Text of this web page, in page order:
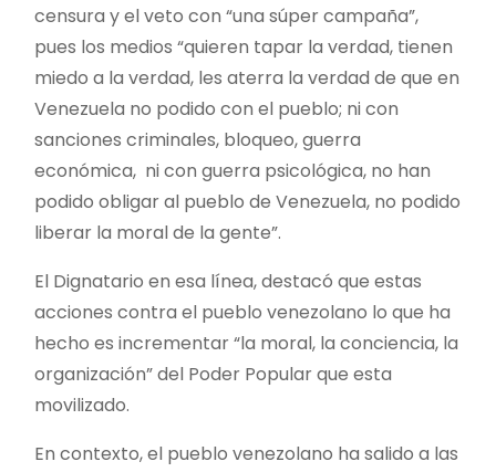
censura y el veto con “una súper campaña”,
pues los medios “quieren tapar la verdad, tienen
miedo a la verdad, les aterra la verdad de que en
Venezuela no podido con el pueblo; ni con
sanciones criminales, bloqueo, guerra
económica, ni con guerra psicológica, no han
podido obligar al pueblo de Venezuela, no podido
liberar la moral de la gente”.
El Dignatario en esa línea, destacó que estas
acciones contra el pueblo venezolano lo que ha
hecho es incrementar “la moral, la conciencia, la
organización” del Poder Popular que esta
movilizado.
En contexto, el pueblo venezolano ha salido a las